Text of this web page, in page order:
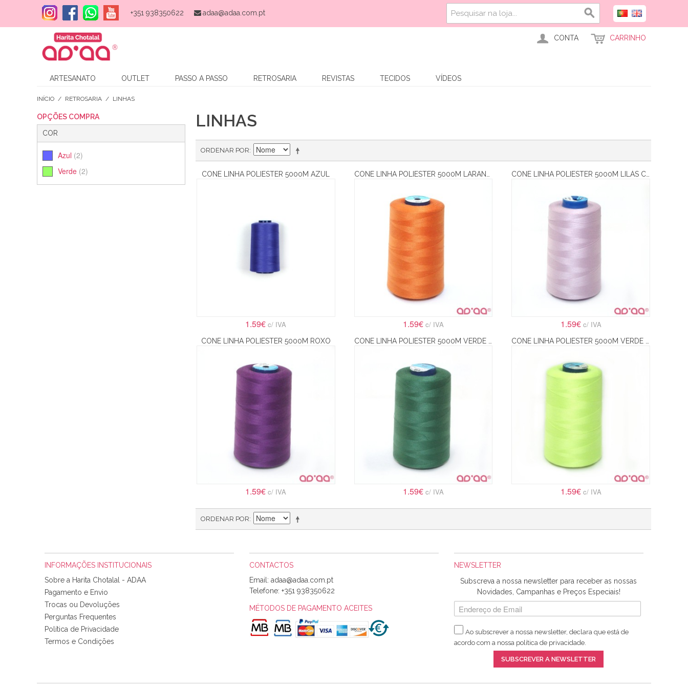
+351 938350622 adaa@adaa.com.pt
CONTA CARRINHO
ARTESANATO OUTLET PASSO A PASSO RETROSARIA REVISTAS TECIDOS VÍDEOS
INÍCIO / RETROSARIA / LINHAS
OPÇÕES COMPRA
COR
Azul (2)
Verde (2)
LINHAS
ORDENAR POR
CONE LINHA POLIESTER 5000M AZUL
1.59€c/ IVA 1.59€ c/ IVA 1.59€ c/ IVA
CONE LINHA POLIESTER 5000M ROXO
1.59€c/ IVA
CONE LINHA POLIESTER 5000M VERDE ESCURO
1.59€ c/ IVA
CONE LINHA POLIESTER 5000M VERDE FLURESCENTE
1.59€ c/ IVA
ORDENAR POR
INFORMAÇÕES INSTITUCIONAIS
Sobre a Harita Chotalal - ADAA
Pagamento e Envio
Trocas ou Devoluções
Perguntas Frequentes
Política de Privacidade
Termos e Condições
CONTACTOS
Email:
Telefone: +351 938350622
MÉTODOS DE PAGAMENTO ACEITES
NEWSLETTER
Subscreva a nossa newsletter para receber as nossas
Novidades, Campanhas e Preços Especiais!
Ao subscrever a nossa newsletter, declara que está de
acordo com a nossa política de privacidade.
SUBSCREVER A NEWSLETTER